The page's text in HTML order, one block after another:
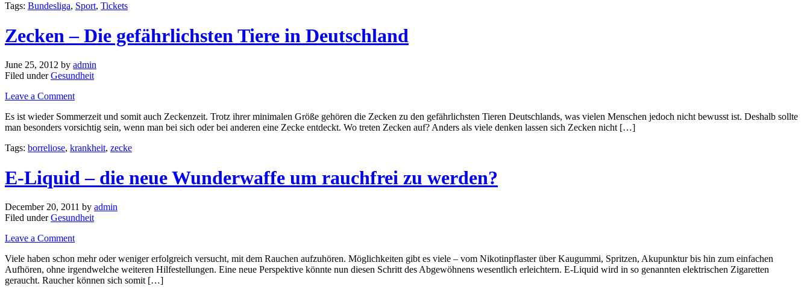
Tags: Bundesliga, Sport, Tickets
Zecken – Die gefährlichsten Tiere in Deutschland
June 25, 2012 by admin
Filed underGesundheit
Leave a Comment
Es ist wieder Sommerzeit und somit auch Zeckenzeit. Trotz ihrer minimalen Größe gehören die Zecken zu den gefährlichsten Tieren Deutschlands, was vielen Menschen jedoch nicht bewusst ist. Deshalb sollte
man besonders vorsichtig sein, wenn man bei sich oder bei anderen eine Zecke entdeckt. Wo treten Zecken auf? Anders als viele denken lassen sich Zecken nicht […]
Tags: borreliose, krankheit, zecke
E-Liquid – die neue Wunderwaffe um rauchfrei zu werden?
December 20, 2011 by admin
Filed underGesundheit
Leave a Comment
Viele haben schon mehr oder weniger erfolgreich versucht, mit dem Rauchen aufzuhören. Möglichkeiten gibt es viele – vom Nikotinpflaster über Kaugummi, Spritzen, Akupunktur bis hin zum einfachen
Aufhören, ohne irgendwelche weiteren Hilfestellungen. Eine neue Perspektive könnte nun diesen Schritt des Abgewöhnens wesentlich erleichtern. E-Liquid wird in so genannten elektrischen Zigaretten
geraucht. Raucher können sich somit […]